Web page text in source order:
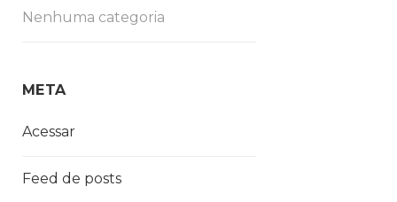
Nenhuma categoria
META
Acessar
Feed de posts